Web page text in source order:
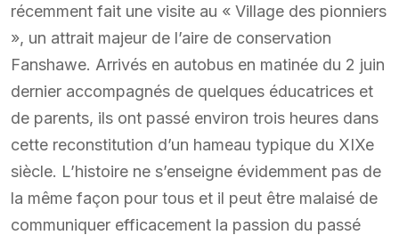
récemment fait une visite au « Village des pionniers
», un attrait majeur de l’aire de conservation
Fanshawe. Arrivés en autobus en matinée du 2 juin
dernier accompagnés de quelques éducatrices et
de parents, ils ont passé environ trois heures dans
cette reconstitution d’un hameau typique du XIXe
siècle. L’histoire ne s’enseigne évidemment pas de
la même façon pour tous et il peut être malaisé de
communiquer efficacement la passion du passé